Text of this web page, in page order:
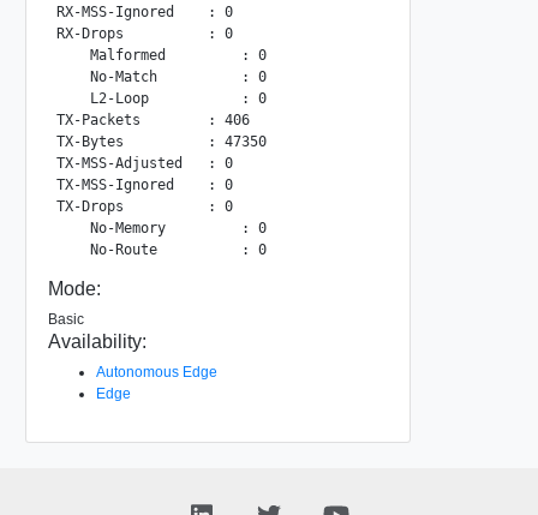
RX-MSS-Ignored    : 0
RX-Drops          : 0
    Malformed         : 0
    No-Match          : 0
    L2-Loop           : 0
TX-Packets        : 406
TX-Bytes          : 47350
TX-MSS-Adjusted   : 0
TX-MSS-Ignored    : 0
TX-Drops          : 0
    No-Memory         : 0
    No-Route          : 0
Mode:
Basic
Availability:
Autonomous Edge
Edge